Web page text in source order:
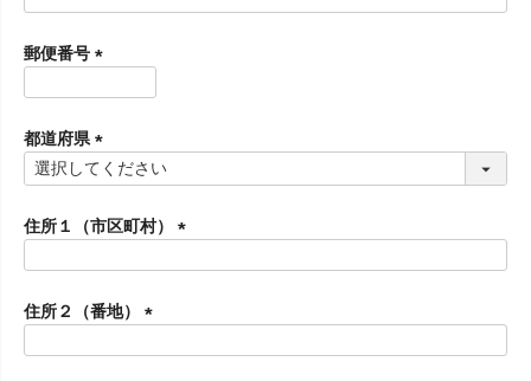
郵便番号
須
)
都道府県
(
須
)
住所１（市区町村）
)
住所２（番地）